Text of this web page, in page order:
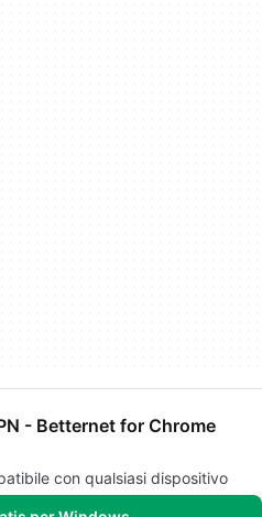
- Betternet for Chrome
con qualsiasi dispositivo